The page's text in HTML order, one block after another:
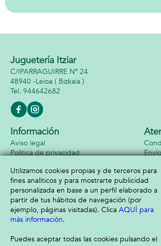
Juguetería Itziar
C/IPARRAGUIRRE Nº 24
48940 -Leioa ( Bizkaia )
944642682
Información
Aviso legal
Política de privacidad
Formas de pago
Utilizamos cookies propias y de terceros para
fines analíticos y para mostrarte publicidad
personalizada en base a un perfil elaborado a
partir de tus hábitos de navegación (por
ejemplo, páginas visitadas). Clica AQUÍ para
más información.
Puedes aceptar todas las cookies pulsando el